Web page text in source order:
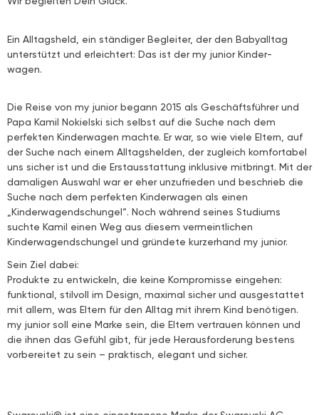
Ein Alltagsheld, ein ständiger Begleiter, der den Babyalltag
unterstützt und erleichtert: Das ist der my junior Kinder-
wagen.
Die Reise von my junior begann 2015 als Geschäftsführer und
Papa Kamil Nokielski sich selbst auf die Suche nach dem
perfekten Kinderwagen machte. Er war, so wie viele Eltern, auf
der Suche nach einem Alltagshelden, der zugleich komfortabel
uns sicher ist und die Erstausstattung inklusive mitbringt. Mit der
damaligen Auswahl war er eher unzufrieden und beschrieb die
Suche nach dem perfekten Kinderwagen als einen
„Kinderwagendschungel“. Noch während seines Studiums
suchte Kamil einen Weg aus diesem vermeintlichen
Kinderwagendschungel und gründete kurzerhand my junior.
Sein Ziel dabei:
Produkte zu entwickeln, die keine Kompromisse eingehen:
funktional, stilvoll im Design, maximal sicher und ausgestattet
mit allem, was Eltern für den Alltag mit ihrem Kind benötigen.
my junior soll eine Marke sein, die Eltern vertrauen können und
die ihnen das Gefühl gibt, für jede Herausforderung bestens
vorbereitet zu sein – praktisch, elegant und sicher.